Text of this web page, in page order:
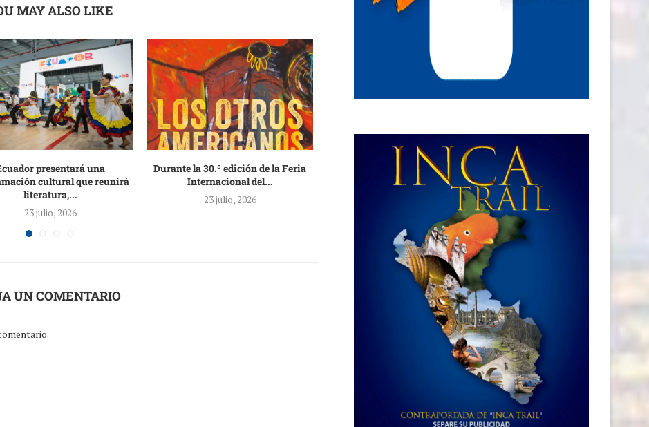
MAY ALSO LIKE
presentará una
cultural que reunirá
literatura,...
23 julio, 2026
Durante la 30.ª edición de la Feria
Internacional del...
23 julio, 2026
Fiestas Patrias: ¿cuánto gasta un
peruano para disfrutar...
| Pandemonium apuesta por el
UN COMENTARIO